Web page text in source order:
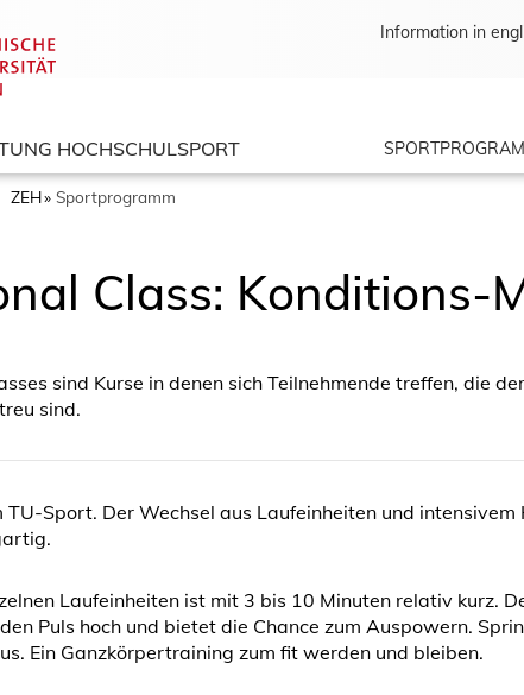
HOCHSCHULSPORT
Information in
ZEH Sportprogramm
Class: Konditions-
sind Kurse in denen sich Teilnehmende treffen, die
sind.
TU-Sport. Der Wechsel aus Laufeinheiten und
Laufeinheiten ist mit 3 bis 10 Minuten relativ kurz.
Puls hoch und bietet die Chance zum Auspowern.
Ein Ganzkörpertraining zum fit werden und bleiben.